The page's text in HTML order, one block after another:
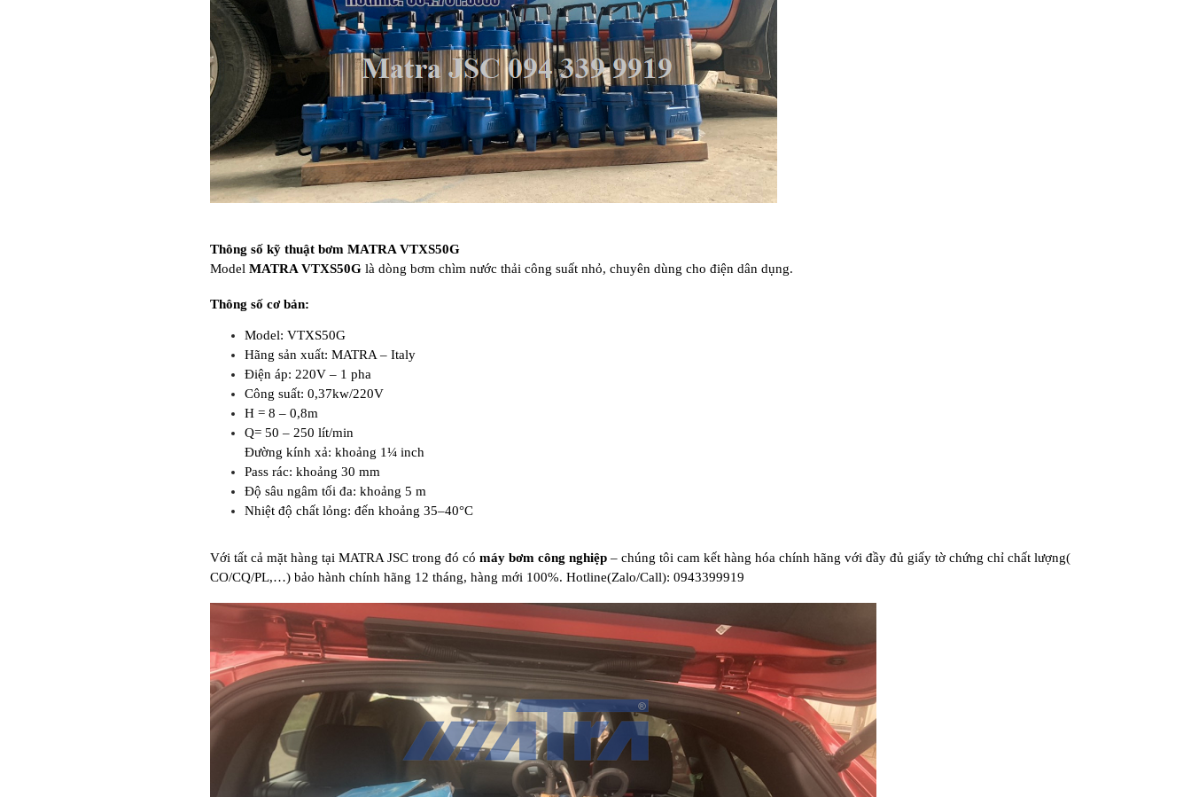
Thông số kỹ thuật bơm MATRA VTXS50G
Model MATRA VTXS50G là dòng bơm chìm nước thải công suất nhỏ, chuyên dùng cho điện dân dụng.
Thông số cơ bản:
Model: VTXS50G
Hãng sản xuất: MATRA – Italy
Điện áp: 220V – 1 pha
Công suất: 0,37kw/220V
H = 8 – 0,8m
Q= 50 – 250 lít/min
Đường kính xả: khoảng 1¼ inch
Pass rác: khoảng 30 mm
Độ sâu ngâm tối đa: khoảng 5 m
Nhiệt độ chất lỏng: đến khoảng 35–40°C
Với tất cả mặt hàng tại MATRA JSC trong đó có máy bơm công nghiệp – chúng tôi cam kết hàng hóa chính hãng với đầy đủ giấy tờ chứng chỉ chất lượng(
CO/CQ/PL,…) bảo hành chính hãng 12 tháng, hàng mới 100%. Hotline(Zalo/Call): 0943399919